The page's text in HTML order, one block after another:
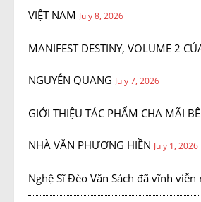
VIỆT NAM July 8, 2026
MANIFEST DESTINY, VOLUME 2
NGUYỄN QUANG July 7, 2026
GIỚI THIỆU TÁC PHẨM CHA MÃI
NHÀ VĂN PHƯƠNG HIỀN July 1, 2026
Nghệ Sĩ Đèo Văn Sách đã vĩnh viễn